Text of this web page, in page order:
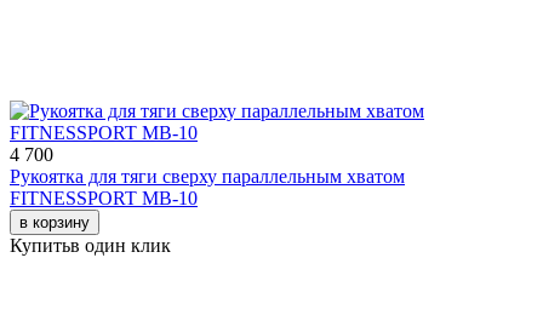
4 700
Рукоятка для тяги сверху параллельным хватом
FITNESSPORT МВ-10
в корзину
Купитьв один клик